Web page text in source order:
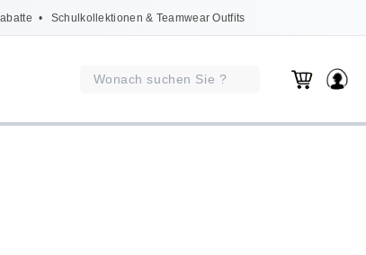
• Schulkollektionen & Teamwear Outfits